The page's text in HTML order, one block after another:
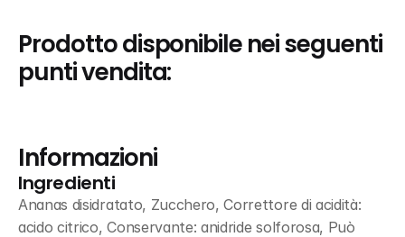
Prodotto disponibile nei seguenti
punti vendita:
Informazioni
Ingredienti
Ananas disidratato, Zucchero, Correttore di acidità:
acido citrico, Conservante: anidride solforosa, Può